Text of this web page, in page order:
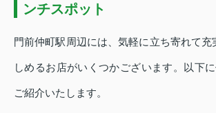
ンチスポット
門前仲町駅周辺には、気軽に立ち寄れて充
しめるお店がいくつかございます。以下
ご紹介いたします。